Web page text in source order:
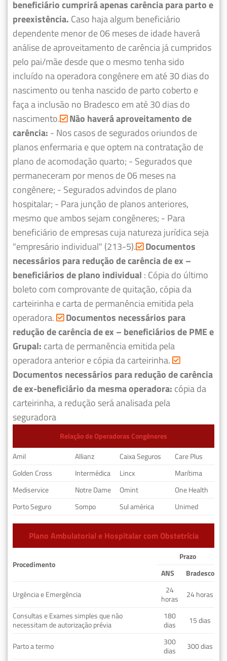
beneficiário cumprirá apenas carência para parto e
preexistência. Caso haja algum beneficiário
dependente menor de 06 meses de idade haverá
análise de aproveitamento de carência já cumpridos
pelo pai/mãe desde que o mesmo tenha sido
incluído na operadora congênere em até 30 dias do
nascimento ou tenha nascido de parto coberto e
faça a inclusão no Bradesco em até 30 dias do
nascimento. Não haverá aproveitamento de
carência: - Nos casos de segurados oriundos de
planos enfermaria e que optem na contratação de
plano de acomodação quarto; - Segurados que
permaneceram por menos de 06 meses na
congênere; - Segurados advindos de plano
hospitalar; - Para junção de planos anteriores,
mesmo que ambos sejam congêneres; - Para
beneficiário de empresas cuja natureza jurídica seja
"empresário individual" (213-5). Documentos
necessários para redução de carência de ex –
beneficiários de plano individual : Cópia do último
boleto com comprovante de quitação, cópia da
carteirinha e carta de permanência emitida pela
operadora.
Documentos necessários para
redução de carência de ex – beneficiários de PME e
Grupal: carta de permanência emitida pela
operadora anterior e cópia da carteirinha.
Documentos necessários para redução de carência
de ex-beneficiário da mesma operadora: cópia da
carteirinha, a redução será analisada pela
seguradora
Relação de Operadoras Congêneres
Amil
Allianz Caixa Seguros
Care Plus
Golden Cross
Intermédica Lincx
Marítima
Mediservice
Notre Dame Omint
One Health
Porto Seguro
Sompo Sul américa Unimed
Plano Ambulatorial e Hospitalar com Obstetrícia
Procedimento
Prazo
ANS
Bradesco
Urgência e Emergência
24
horas
24 horas
Consultas e Exames simples que não
necessitam de autorização prévia
180
dias
15 dias
Parto a termo
300
dias
300 dias